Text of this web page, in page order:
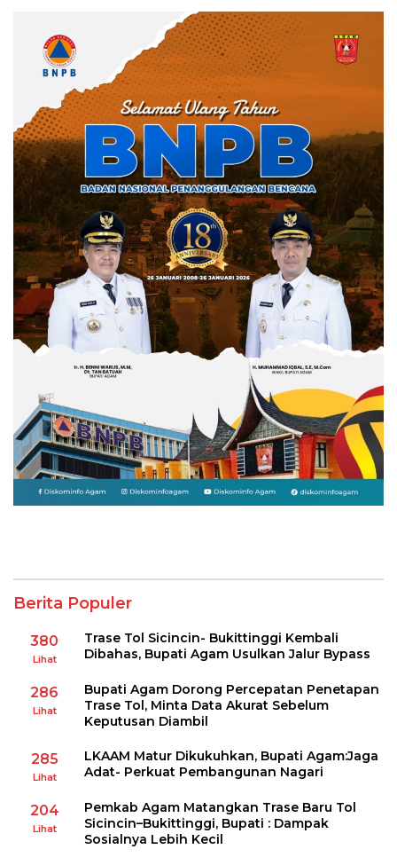
Berita Populer
380
Lihat
Trase Tol Sicincin- Bukittinggi Kembali
Dibahas, Bupati Agam Usulkan Jalur Bypass
286
Lihat
Bupati Agam Dorong Percepatan Penetapan
Trase Tol, Minta Data Akurat Sebelum
Keputusan Diambil
285
Lihat
LKAAM Matur Dikukuhkan, Bupati Agam:Jaga
Adat- Perkuat Pembangunan Nagari
204
Lihat
Pemkab Agam Matangkan Trase Baru Tol
Sicincin–Bukittinggi, Bupati : Dampak
Sosialnya Lebih Kecil